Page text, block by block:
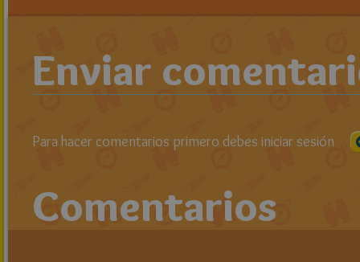
Enviar
Para hacer comentarios primero debes iniciar sesión
Comentarios